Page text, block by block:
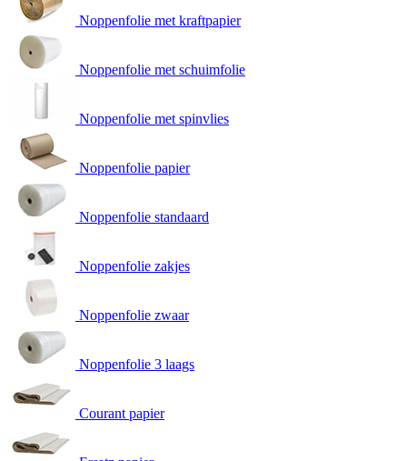
Noppenfolie met kraftpapier
Noppenfolie met schuimfolie
Noppenfolie met spinvlies
Noppenfolie papier
Noppenfolie standaard
Noppenfolie zakjes
Noppenfolie zwaar
Noppenfolie 3 laags
Courant papier